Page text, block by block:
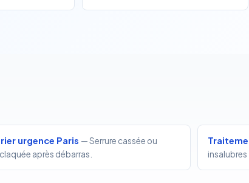
urgence Paris — Serrure cassée ou
après débarras.
insalubres